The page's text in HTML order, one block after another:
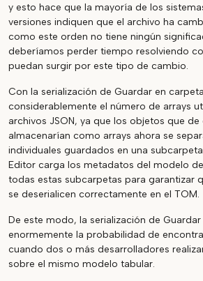
y esto hace que la mayoría de los
versiones indiquen que el archivo ha
como este orden no tiene ningún
deberíamos perder tiempo resolviendo
puedan surgir por este tipo de cambio.
Con la serialización de Guardar en
considerablemente el número de arrays
archivos JSON, ya que los objetos que
almacenarían como arrays ahora se
individuales guardados en una
Editor carga los metadatos del modelo
todas estas subcarpetas para garantizar
se deserialicen correctamente en el TOM.
De este modo, la serialización de
enormemente la probabilidad de
cuando dos o más desarrolladores
sobre el mismo modelo tabular.